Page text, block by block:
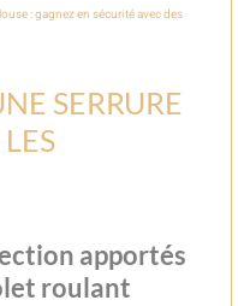
: gagnez en sécurité avec des
SERRURE
apportés
roulant